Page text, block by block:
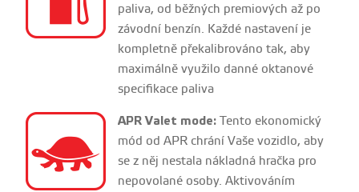
paliva, od běžných premiových až po
závodní benzín. Každé nastavení je
kompletně překalibrováno tak, aby
maximálně využilo danné oktanové
specifikace paliva
APR Valet mode:Tento ekonomický
mód od APR chrání Vaše vozidlo, aby
se z něj nestala nákladná hračka pro
nepovolané osoby. Aktivováním